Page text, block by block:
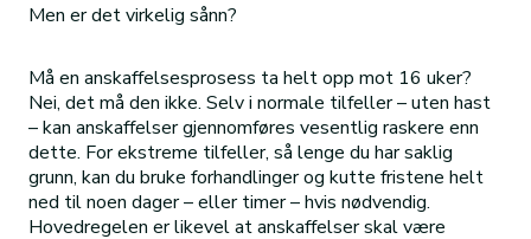
Men er det virkelig sånn?
Må en anskaffelsesprosess ta helt opp mot 16 uker?
Nei, det må den ikke. Selv i normale tilfeller – uten hast
– kan anskaffelser gjennomføres vesentlig raskere enn
dette. For ekstreme tilfeller, så lenge du har saklig
grunn, kan du bruke forhandlinger og kutte fristene helt
ned til noen dager – eller timer – hvis nødvendig.
Hovedregelen er likevel at anskaffelser skal være